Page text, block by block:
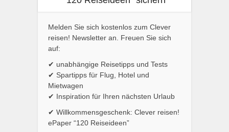
Melden Sie sich kostenlos zum Clever
reisen! Newsletter an. Freuen Sie sich
auf:
✔ unabhängige Reisetipps und Tests
✔ Spartipps für Flug, Hotel und
Mietwagen
✔ Inspiration für Ihren nächsten Urlaub
✔ Willkommensgeschenk: Clever reisen!
ePaper “120 Reiseideen”